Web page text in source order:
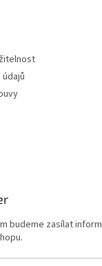
budeme zasílat